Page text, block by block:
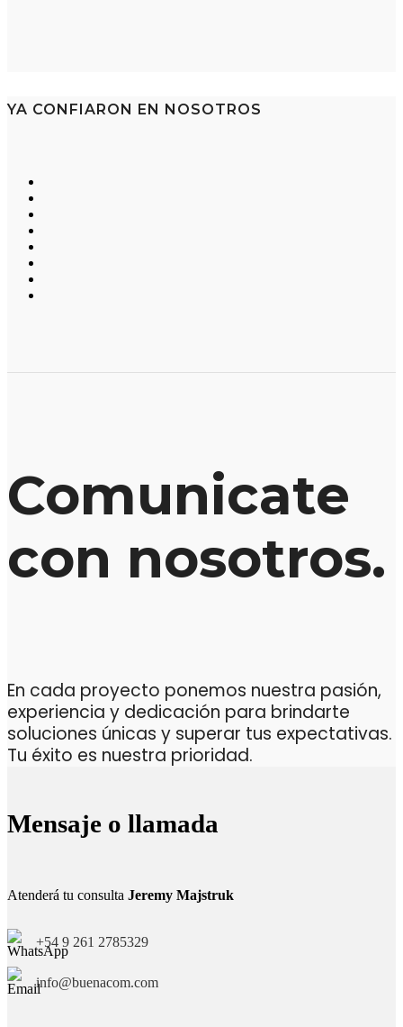
YA CONFIARON EN NOSOTROS
Comunicate
con nosotros.
En cada proyecto ponemos nuestra pasión,
experiencia y dedicación para brindarte
soluciones únicas y superar tus expectativas.
Tu éxito es nuestra prioridad.
Mensaje o llamada
Atenderá tu consulta Jeremy Majstruk
+54 9 261 2785329
info@buenacom.com